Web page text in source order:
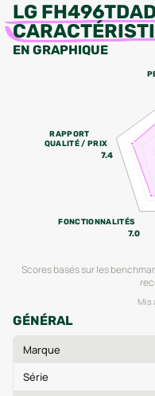
LG FH496TDAD
EN GRAPHIQUE
FONCTIONNALITÉS
7.0
RAPPORT
QUALITÉ / PRIX
7.4
Scores basés sur les
Mis
GÉNÉRAL
Marque
Série